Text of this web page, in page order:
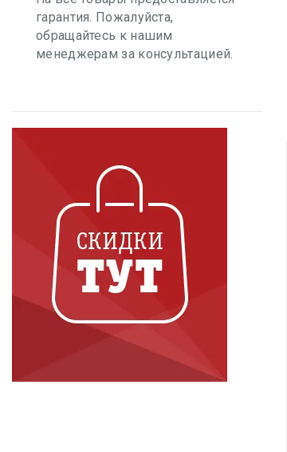
гарантия. Пожалуйста,
обращайтесь к нашим
менеджерам за консультацией.